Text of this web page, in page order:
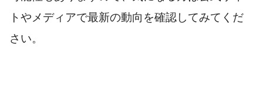
トやメディアで最新の動向を確認してみてくだ
さい。